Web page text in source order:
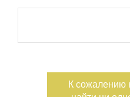
К сожалению